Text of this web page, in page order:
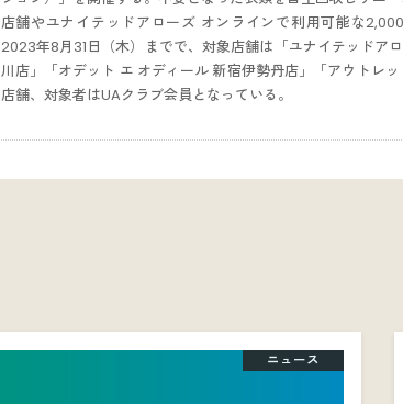
店舗やユナイテッドアローズ オンラインで利用可能な
2023年8月31日（木）までで、対象店舗は「ユナイテッドア
川店」「オデット エ オディール 新宿伊勢丹店」「アウトレ
店舗、対象者はUAクラブ会員となっている。
ニュース